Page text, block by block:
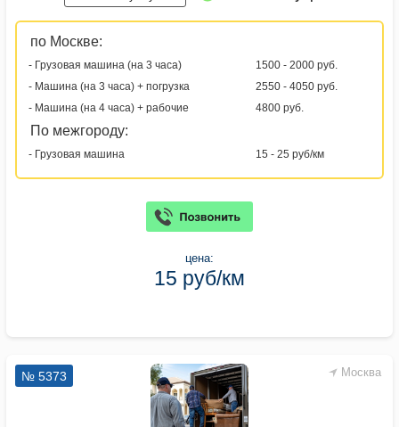
по Москве:
- Грузовая машина (на 3 часа)
1500 - 2000 руб.
- Машина (на 3 часа) + погрузка
2550 - 4050 руб.
- Машина (на 4 часа) + рабочие
4800 руб.
По межгороду:
- Грузовая машина 15 - 25 руб/км
цена:
15 руб/км
Москва
№ 5373